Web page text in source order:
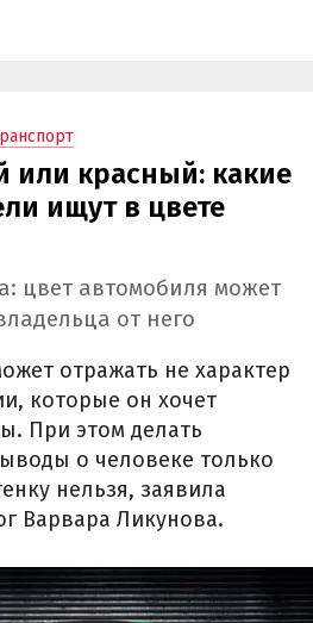
или красный: какие
ищут в цвете
цвет автомобиля может
от него
отражать не характер
которые он хочет
При этом делать
о человеке только
нельзя, заявила
Варвара Ликунова.